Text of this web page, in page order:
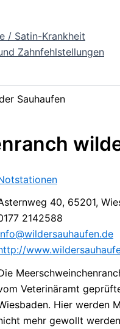
/ Satin-Krankheit
Zahnfehlstellungen
Sauhaufen
40, 65201,
2142588
Veterinäramt
Hier werden
mehr gewollt